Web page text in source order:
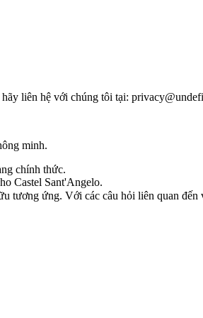
liên hệ với chúng tôi tại:
minh.
chính thức.
Castel Sant'Angelo.
tương ứng. Với các câu hỏi liên quan